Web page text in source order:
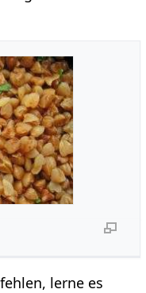
lerne es